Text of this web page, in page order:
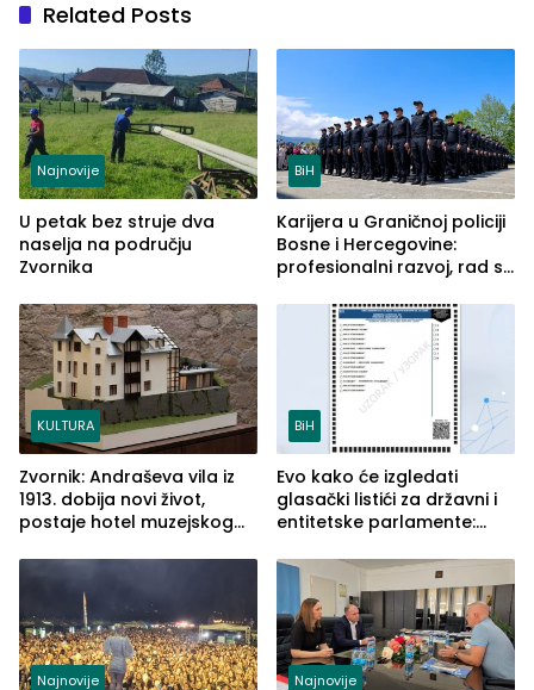
Related Posts
Najnovije
U petak bez struje dva
naselja na području
Zvornika
BiH
Karijera u Graničnoj policiji
Bosne i Hercegovine:
profesionalni razvoj, rad sa
služba građanima
KULTURA
Zvornik: Andraševa vila iz
1913. dobija novi život,
postaje hotel muzejskog
BiH
Evo kako će izgledati
glasački listići za državni i
entitetske parlamente:
vidljive na njima
Najnovije Najnovije